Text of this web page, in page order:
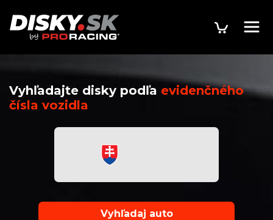
Vyhľadajte disky podľa evidenčného
čísla vozidla
Vyhľadaj auto